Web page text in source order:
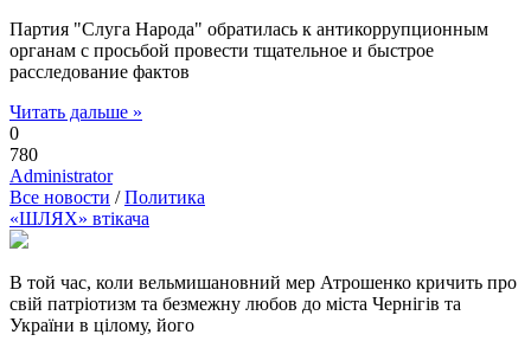
Партия "Слуга Народа" обратилась к антикоррупционным
органам с просьбой провести тщательное и быстрое
расследование фактов
Читать дальше »
0
780
Administrator
Все новости /Политика
«ШЛЯХ» втікача
В той час, коли вельмишановний мер Атрошенко кричить про
свій патріотизм та безмежну любов до міста Чернігів та
України в цілому, його